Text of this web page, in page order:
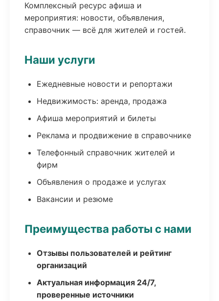
Комплексный ресурс афиша и
мероприятия: новости, объявления,
справочник — всё для жителей и гостей.
Наши услуги
Ежедневные новости и репортажи
Недвижимость: аренда, продажа
Афиша мероприятий и билеты
Реклама и продвижение в справочнике
Телефонный справочник жителей и
фирм
Объявления о продаже и услугах
Вакансии и резюме
Преимущества работы с нами
Отзывы пользователей и рейтинг
организаций
Актуальная информация 24/7,
проверенные источники